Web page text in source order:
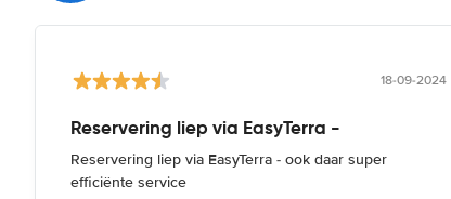
18-09-2024
Reservering liep via EasyTerra -
Reservering liep via EasyTerra - ook daar super
efficiënte service